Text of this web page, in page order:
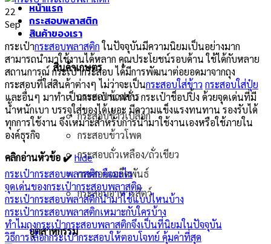
หน้าแรก
กระสอบพลาสติก
สินค้าของเรา
สินค้าเกษตร
กระสอบข้าวสาร
กระสอบข้าวเปลือก
กระสอบข้าวโพด
กระสอบถั่วเหลือง/ถั่วเขียว
กระสอบเมล็ดพันธ์
กระสอบอาหารสัตว์
อุตสาหกรรม
22
Sep
กระเป๋ากระสอบพลาสติกในปัจจุบันมีความนิยมเป็นอย่างมาก
สามารถนำมาใช้งานได้หลาก คุณประโยชน์รอบด้าน ใช้ได้กับหลาย
สถานการณ์ กระเป๋ากระสอบ ได้มีการพัฒนาต่อยอดมาจากถุง
กระสอบที่ใส่สินค้าต่างๆ ไม่ว่าจะเป็นกระสอบใส่ข้าว กระสอบใส่ปุ๋ย
และอื่นๆ มาทำเป็นกระเป๋าแฟชั่น กระเป๋าช็อปปิ้ง ด้วยจุดเด่นที่มี
น้ำหนักเบา บรรจุใส่ของได้เยอะ มีความแข็งแรงทนทาน รองรับได้
ทุกการใช้งาน จึงเหมาะสำหรับการนำมาใช้งานเองหรือใช้ภายใน
องค์ธุรกิจ
คลิกอ่านหัวข้อ ✔️hide
กระเป๋ากระสอบพลาสติก คืออะไร
จุดเด่นของกระเป๋ากระสอบพลาสติก
กระเป๋ากระสอบพลาสติกนำมาใช้แบบไหนบ้าง
กระเป๋ากระสอบพลาสติกเหมาะกับใครบ้าง
ทำไมถุงกระเป๋ากระสอบพลาสติกจึงเป็นที่นิยมในปัจจุบัน
วิธีการเลือกกระเป๋ากระสอบให้ตอบโจทย์ คุ้มค่าที่สุด